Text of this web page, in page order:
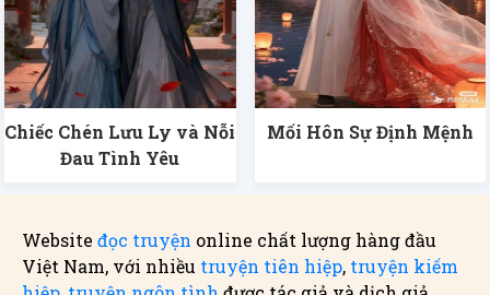
Chiếc Chén Lưu Ly và Nỗi
Đau Tình Yêu
Mối Hôn Sự Định Mệnh
Website đọc truyện online chất lượng hàng đầu
Việt Nam, với nhiều truyện tiên hiệp, truyện kiếm